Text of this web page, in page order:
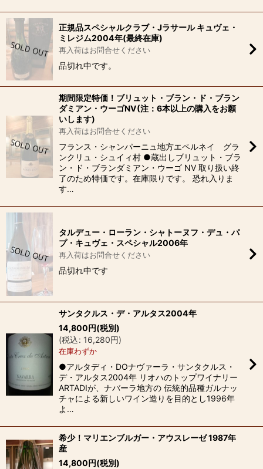
正規品スペシャルクラブ・Jラサール キュヴェ・
ミレジム2004年(最終在庫)
再入荷はお問合せください
品切れ中です。
期間限定特価！ブリュット・ブラン・ド・ブラン
ダミアン・ウーゴNV(注：6本以上の購入をお願
いします)
再入荷はお問合せください
フランス・シャンパーニュ地方エペルネイ グラ
ンクリュ・シュイィ村 ●蔵出しブリュット・ブラ
ン・ド・ブランダミアン・ウーゴ NV 取り扱い終
了のため特価です。在庫限りです。 恐れ入りま
す…
タルデュー・ローラン・シャトーヌフ・デュ・パ
プ・キュヴェ・スペシャル2006年
再入荷はお問合せください
品切れ中です
サンタクルス・デ・アルタス2004年
14,800円(税別)
(税込: 16,280円)
在庫わずか
●アルタディ・DOナヴァーラ・サンタクルス・
デ・アルタス2004年 リオハのトップワイナリー
ARTADIが、ナバーラ地方の 伝統的品種ガルナッ
チャによる新しいワイン造りを目的とし1996年
よ…
希少！マリエンブルガー・アウスレーゼ 1987年
産
14,800円(税別)